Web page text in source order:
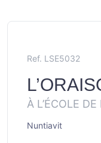
Ref. LSE5032
À L’ÉCOLE
Nuntiavit